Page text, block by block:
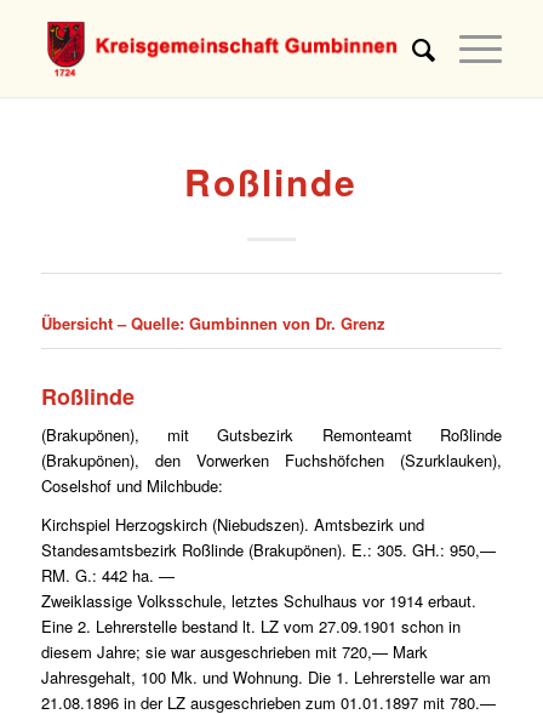
Roßlinde
Übersicht –Quelle: Gumbinnen von Dr. Grenz
Roßlinde
(Brakupönen), mit Gutsbezirk Remonteamt Roßlinde
(Brakupönen), den Vorwerken Fuchshöfchen (Szurklauken),
Coselshof und Milchbude:
Kirchspiel Herzogskirch (Niebudszen). Amtsbezirk und
Standesamtsbezirk Roßlinde (Brakupönen). E.: 305. GH.: 950,—
RM. G.: 442 ha. —
Zweiklassige Volksschule, letztes Schulhaus vor 1914 erbaut.
Eine 2. Lehrerstelle bestand lt. LZ vom 27.09.1901 schon in
diesem Jahre; sie war ausgeschrieben mit 720,— Mark
Jahresgehalt, 100 Mk. und Wohnung. Die 1. Lehrerstelle war am
21.08.1896 in der LZ ausgeschrieben zum 01.01.1897 mit 780.—